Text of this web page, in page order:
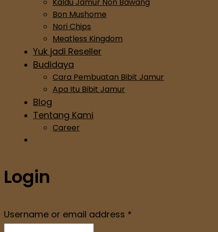
Bon Mushome
Nori Chips
Meatless Kingdom
Yuk jadi Reseller
Budidaya
Cara Pembuatan Bibit Jamur
Apa Itu Bibit Jamur
Blog
Tentang Kami
Career
Login
Username or email address *